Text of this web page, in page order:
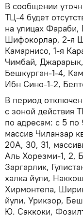
В сообщении
ТЦ-4 будет
на улицах
Шифокорлар, 2-я
Камарнисо, 1-я
Чимбай,
Бешкурган-1-4,
Ибн Сино-1-2,
В период
с зоной действия
по адресам: с 5
массив Чиланзар
20А, 30, 31,
Аль Хорезми-1, 2,
Заргарлик,
халка йули,
Хирмонтепа,
йули, Урикзор,
Ю. Саккоки,